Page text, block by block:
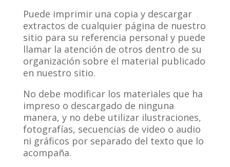
Puede imprimir una copia y descargar
extractos de cualquier página de nuestro
sitio para su referencia personal y puede
llamar la atención de otros dentro de su
organización sobre el material publicado
en nuestro sitio.
No debe modificar los materiales que ha
impreso o descargado de ninguna
manera, y no debe utilizar ilustraciones,
fotografías, secuencias de video o audio
ni gráficos por separado del texto que lo
acompaña.